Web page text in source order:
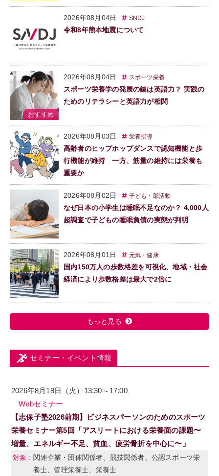
2026年08月04日 SNDJ
令和8年熊本地震について
2026年08月04日 スポーツ栄養
スポーツ栄養学の発展の鍵は英語力？ 実践の
ためのリテラシーと英語力が相関
2026年08月03日 栄養指導
高齢者のヒップホップダンスで認知機能と歩
行機能が維持 一方、筋量の維持には栄養も
重要か
2026年08月02日 子ども・部活動
なぜ日本の小学生は睡眠不足なのか？ 4,000人
超調査で子どもの睡眠負債の実態が判明
2026年08月01日 元気・健康
国内150万人の歩数格差を可視化、地域・社会
経済により歩数格差は最大で2倍に
もっと見る
セミナー・イベント情報
2026年8月18日（火）13:30～17:00
Webセミナー
【志保子塾2026前期】ビジネスパーソンのためのスポーツ
栄養セミナー第5回「アスリートにおける栄養面の課題〜
増量、エネルギー不足、貧血、疲労骨折を中心に〜」
関連企業・団体関係者、競技関係者、公認スポーツ栄
養士、管理栄養士、栄養士